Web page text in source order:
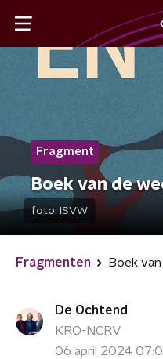
Fragment
Boek van de
foto: ISVW
Fragmenten Boek
De Ochtend
KRO-NCRV
06 april 2024